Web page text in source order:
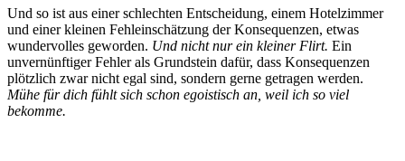
Und so ist aus einer schlechten Entscheidung, einem Hotelzimmer
und einer kleinen Fehleinschätzung der Konsequenzen, etwas
wundervolles geworden. Und nicht nur ein kleiner Flirt. Ein
unvernünftiger Fehler als Grundstein dafür, dass Konsequenzen
plötzlich zwar nicht egal sind, sondern gerne getragen werden.
Mühe für dich fühlt sich schon egoistisch an, weil ich so viel
bekomme.